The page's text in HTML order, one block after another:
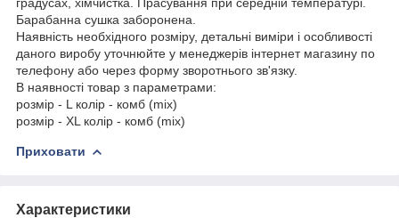
Барабанна сушка заборонена.
Наявність необхідного розміру, детальні виміри і особливості
даного виробу уточнюйте у менеджерів інтернет магазину по
телефону або через форму зворотнього зв'язку.
В наявності товар з параметрами:
розмір - L колір - комб (mix)
розмір - XL колір - комб (mix)
Приховати
Характеристики